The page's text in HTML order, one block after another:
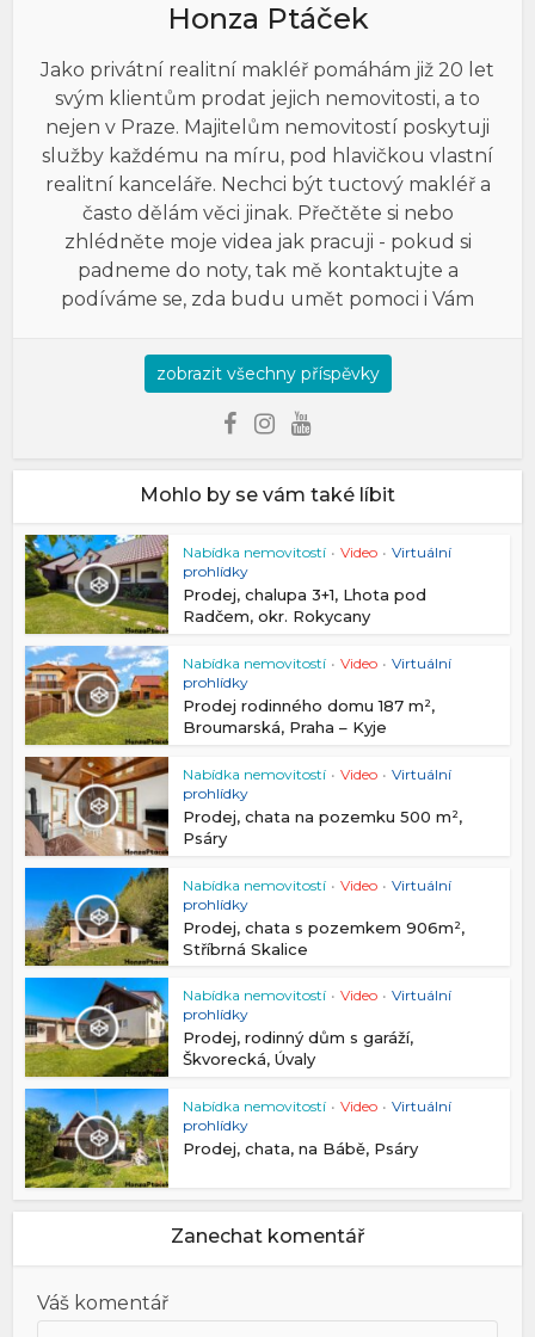
Honza Ptáček
Jako privátní realitní makléř pomáhám již 20 let
svým klientům prodat jejich nemovitosti, a to
nejen v Praze. Majitelům nemovitostí poskytuji
služby každému na míru, pod hlavičkou vlastní
realitní kanceláře. Nechci být tuctový makléř a
často dělám věci jinak. Přečtěte si nebo
zhlédněte moje videa jak pracuji - pokud si
padneme do noty, tak mě kontaktujte a
podíváme se, zda budu umět pomoci i Vám
zobrazit všechny příspěvky
Mohlo by se vám také líbit
Nabídka nemovitostí • Video • Virtuální
prohlídky
Prodej, chalupa 3+1, Lhota pod
Radčem, okr. Rokycany
Nabídka nemovitostí • Video • Virtuální
prohlídky
Prodej rodinného domu 187 m²,
Broumarská, Praha – Kyje
Nabídka nemovitostí • Video • Virtuální
prohlídky
Prodej, chata na pozemku 500 m²,
Psáry
Nabídka nemovitostí • Video • Virtuální
prohlídky
Prodej, chata s pozemkem 906m²,
Stříbrná Skalice
Nabídka nemovitostí • Video • Virtuální
prohlídky
Prodej, rodinný dům s garáží,
Škvorecká, Úvaly
Nabídka nemovitostí • Video • Virtuální
prohlídky
Prodej, chata, na Bábě, Psáry
Zanechat komentář
Váš komentář